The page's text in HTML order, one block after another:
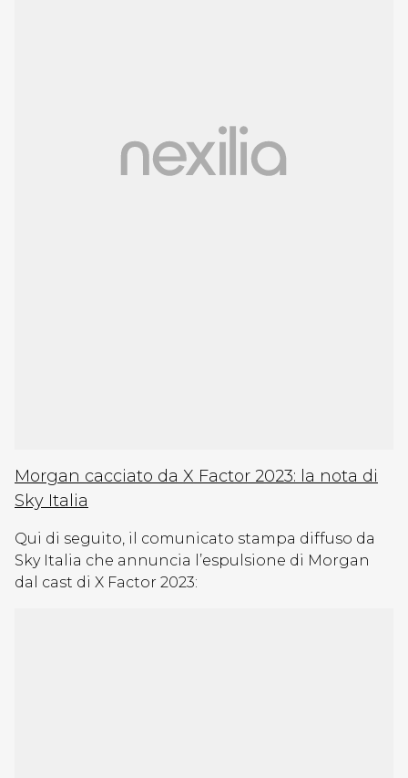
Morgan cacciato da X Factor 2023: la nota di
Sky Italia
Qui di seguito, il comunicato stampa diffuso da
Sky Italia che annuncia l’espulsione di Morgan
dal cast di X Factor 2023: